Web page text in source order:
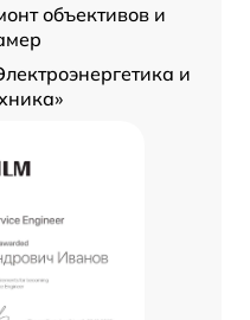
объективов и
и